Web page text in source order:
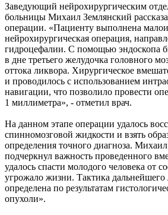
Заведующий нейрохирургическим
больницы Михаил Землянский
операции. «Пациенту выполнена
нейрохирургическая операция,
гидроцефалии. С помощью эндоскопа
в дне третьего желудочка головного
оттока ликвора. Хирургическое
и проводилось с использованием
навигации, что позволило провести
1 миллиметра», - отметил врач.
На данном этапе операции удалось
спинномозговой жидкости и взять
определения точного диагноза.
подчеркнул важность проведенного
удалось спасти молодого человека от
угрожало жизни. Тактика дальнейшего
определена по результатам
опухоли».